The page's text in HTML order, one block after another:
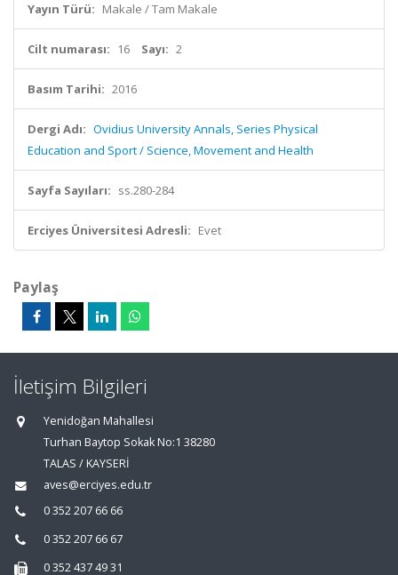
Yayın Türü: Makale / Tam Makale
Cilt numarası: 16 Sayı: 2
Basım Tarihi: 2016
Dergi Adı: Ovidius University Annals, Series Physical
Education and Sport / Science, Movement and Health
Sayfa Sayıları: ss.280-284
Erciyes Üniversitesi Adresli: Evet
Paylaş
İletişim Bilgileri
Yenidoğan Mahallesi
Turhan Baytop Sokak No:1 38280
TALAS / KAYSERİ
aves@erciyes.edu.tr
0 352 207 66 66
0 352 207 66 67
0 352 437 49 31